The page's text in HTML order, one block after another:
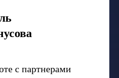
с партнерами